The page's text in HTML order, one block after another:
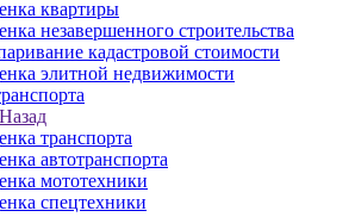
квартиры
незавершенного строительства
кадастровой стоимости
элитной недвижимости
Назад
транспорта
автотранспорта
мототехники
спецтехники